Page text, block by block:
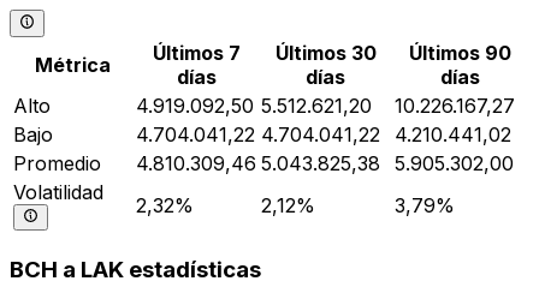
Métrica
Últimos 7
días
Últimos 30
días
Últimos 90
días
Alto
4.919.092,50 5.512.621,20
10.226.167,27
Bajo
4.704.041,22 4.704.041,22
4.210.441,02
Promedio
4.810.309,46 5.043.825,38
5.905.302,00
Volatilidad
2,32% 2,12% 3,79%
BCH a LAK estadísticas